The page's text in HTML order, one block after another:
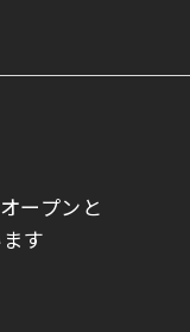
ープンと
す